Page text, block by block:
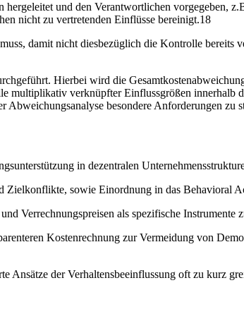
und den Verantwortlichen vorgegeben,
nicht zu vertretenden Einflüsse bereinigt.18
damit nicht diesbezüglich die Kontrolle bereits
Hierbei wird die
multiplikativ verknüpfter Einflussgrößen innerhalb
besondere Anforderungen zu
in dezentralen
Zielkonflikte, sowie Einordnung in das Behavioral
Verrechnungspreisen als spezifische Instrumente
Kostenrechnung zur Vermeidung von
Ansätze der Verhaltensbeeinflussung oft zu kurz